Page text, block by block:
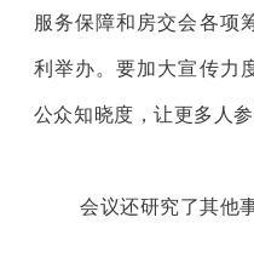
服务保障和房交会各项
利举办。要加大宣传力
公众知晓度，让更多人
会议还研究了其他